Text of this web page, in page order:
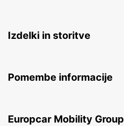
Izdelki in storitve
Pomembe informacije
Europcar Mobility Group